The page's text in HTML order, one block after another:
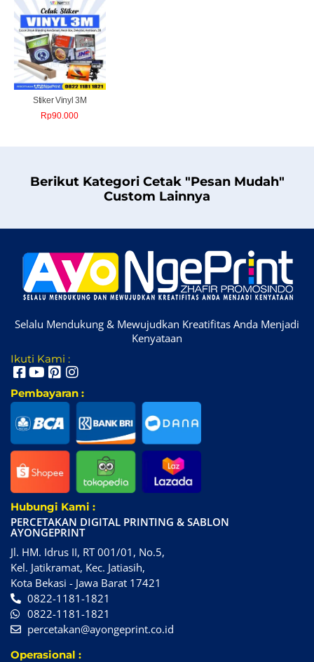
Stiker Vinyl 3M
Rp90.000
Berikut Kategori Cetak "Pesan Mudah"
Custom Lainnya
Selalu Mendukung & Mewujudkan Kreatifitas Anda Menjadi
Kenyataan
Ikuti Kami :
Pembayaran :
Hubungi Kami :
PERCETAKAN DIGITAL PRINTING & SABLON
AYONGEPRINT
Jl. HM. Idrus II, RT 001/01, No.5,
Kel. Jatikramat, Kec. Jatiasih,
Kota Bekasi - Jawa Barat 17421
0822-1181-1821
0822-1181-1821
percetakan@ayongeprint.co.id
Operasional :